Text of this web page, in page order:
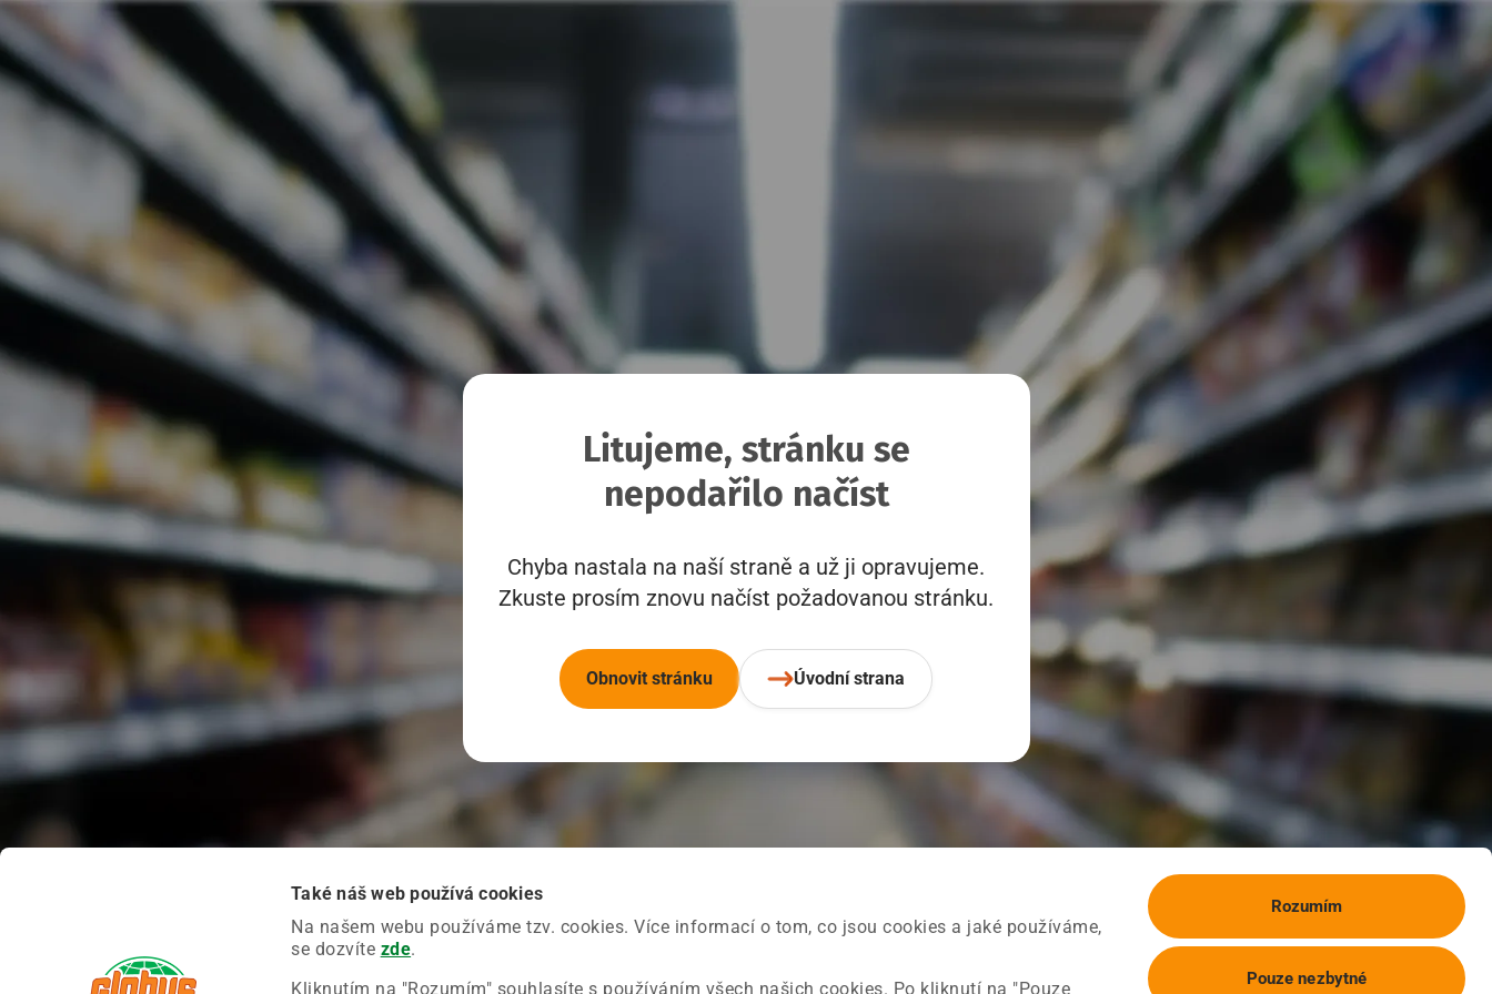
Také náš web používá cookies
Na našem webu používáme tzv. cookies. Více informací o tom, co jsou cookies a jaké používáme,
se dozvíte zde.
Kliknutím na "Rozumím" souhlasíte s používáním všech našich cookies. Po kliknutí na "Pouze
Rozumím
Pouze nezbytné
Litujeme, stránku se
nepodařilo načíst
Chyba nastala na naší straně a už ji opravujeme.
Zkuste prosím znovu načíst požadovanou stránku.
Obnovit stránku Úvodní strana